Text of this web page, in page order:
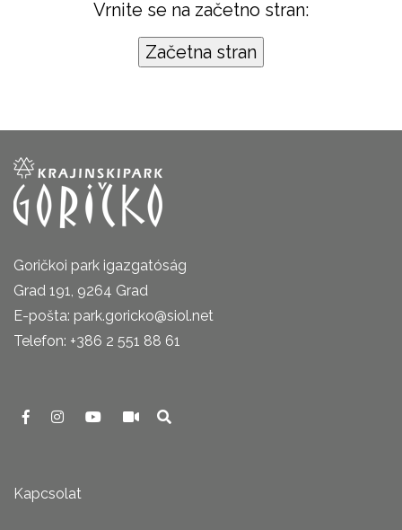
Vrnite se na začetno stran:
Goričkoi park igazgatóság
Grad 191, 9264 Grad
E-pošta: park.goricko@siol.net
Telefon: +386 2 551 88 61
Kapcsolat